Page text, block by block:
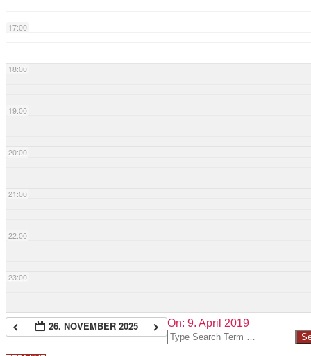
17:00
18:00
19:00
20:00
21:00
22:00
23:00
26. NOVEMBER 2025
2019-
04-
On: 9. April 2019
Search